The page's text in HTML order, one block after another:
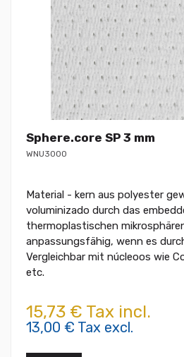
Sphere.core SP 3 mm
WNU3000
Material - kern aus polyester
voluminizado durch das
thermoplastischen
anpassungsfähig, wenn es
Vergleichbar mit núcleoos wie
etc.
15,73 € Tax incl.
13,00 € Tax excl.